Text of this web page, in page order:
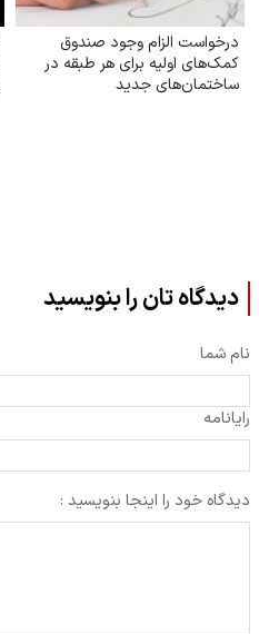
درخواست الزام وجود صندوق
کمک‌های اولیه برای هر طبقه در
ساختمان‌های جدید
دیدگاه تان را بنویسید
نام شما
رایانامه
دیدگاه خود را اینجا بنویسید :